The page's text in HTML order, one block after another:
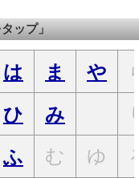
ップ」
は ま や
ひ み
ふ む ゆ